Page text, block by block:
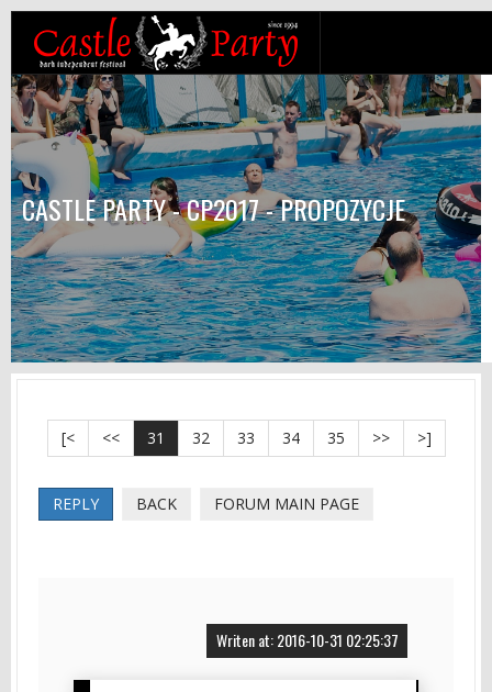
CASTLE PARTY - CP2017 - PROPOZYCJE
[< << 31 32 33 34 35 >> >]
REPLY BACK FORUM MAIN PAGE
Writen at: 2016-10-31 02:25:37